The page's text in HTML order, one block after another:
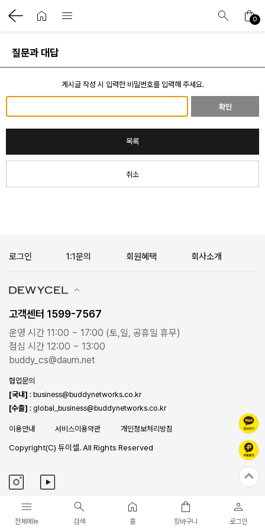
0
전체메뉴 검색 홈 장바구니 로그인
질문과 대답
게시글 작성 시 입력한 비밀번호를 입력해 주세요.
확인
목록
취소
로그인 1:1문의 회원혜택 회사소개
고객센터 1599-7567
운영 시간 11:00 ~ 17:00 (토,일, 공휴일 휴무)
점심 시간 12:00 ~ 13:00
buddy_cs@daum.net
협업문의
[국내] : business@buddynetworks.co.kr
[수출] : global_business@buddynetworks.co.kr
이용안내 서비스이용약관 개인정보처리방침
Copyright(C) 듀이셀. All Rights Reserved